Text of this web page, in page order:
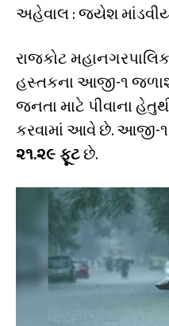
અહેવાલ : જયેશ
રાજકોટ
હસ્તકના આજી-૧
જનતા માટે પીવાના
કરવામાં આવે છે. આજી-
૨૧.૨૯ ફૂટછે.